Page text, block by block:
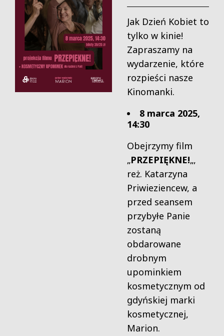
Jak Dzień Kobiet to
tylko w kinie!
Zapraszamy na
wydarzenie, które
rozpieści nasze
Kinomanki.
8 marca 2025,
14:30
Obejrzymy film
„PRZEPIĘKNE!„,
reż. Katarzyna
Priwieziencew, a
przed seansem
przybyłe Panie
zostaną
obdarowane
drobnym
upominkiem
kosmetycznym od
gdyńskiej marki
kosmetycznej,
Marion.